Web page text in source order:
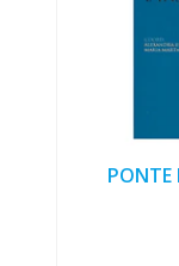
PONTE